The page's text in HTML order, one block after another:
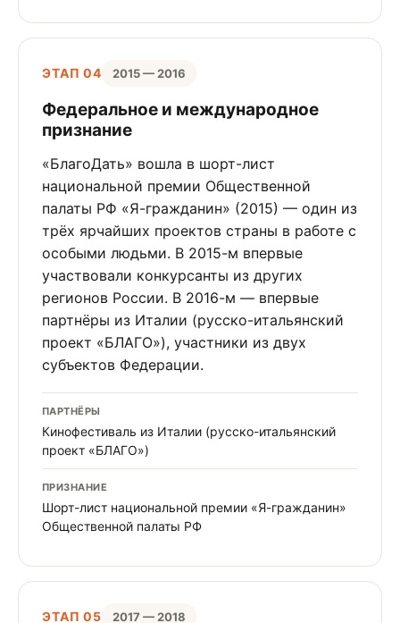
ЭТАП 04 2015 — 2016
Федеральное и международное
признание
«БлагоДать» вошла в шорт-лист
национальной премии Общественной
палаты РФ «Я-гражданин» (2015) — один из
трёх ярчайших проектов страны в работе с
особыми людьми. В 2015-м впервые
участвовали конкурсанты из других
регионов России. В 2016-м — впервые
партнёры из Италии (русско-итальянский
проект «БЛАГО»), участники из двух
субъектов Федерации.
ПАРТНЁРЫ
Кинофестиваль из Италии (русско-итальянский
проект «БЛАГО»)
ПРИЗНАНИЕ
Шорт-лист национальной премии «Я-гражданин»
Общественной палаты РФ
ЭТАП 05 2017 — 2018